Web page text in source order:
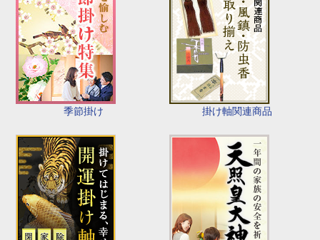
季節掛け 掛け軸関連商品